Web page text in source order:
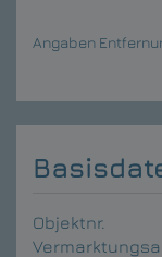
Angaben
Objektnr.